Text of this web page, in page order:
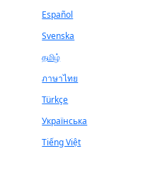
Español
Svenska
தமிழ்
ภาษาไทย
Türkçe
Українська
Tiếng Việt